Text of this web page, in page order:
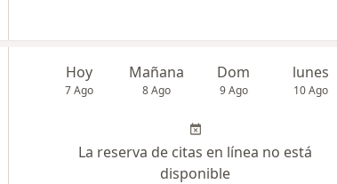
Hoy
7 Ago
Mañana
8 Ago
Dom
9 Ago
lunes
10 Ago
La reserva de citas en línea no está
disponible